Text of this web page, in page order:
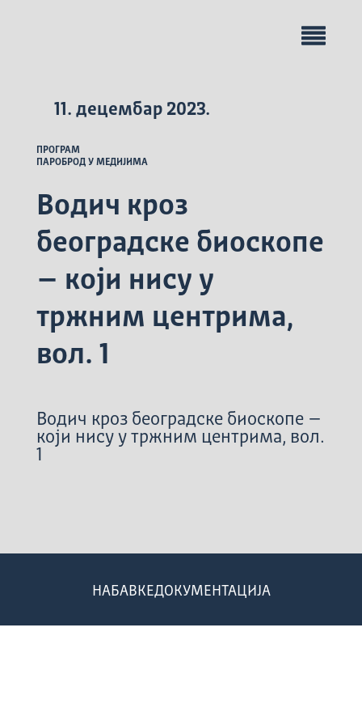
11. децембар 2023.
ПРОГРАМ
ПАРОБРОД У МЕДИЈИМА
Водич кроз
београдске биоскопе
– који нису у
тржним центрима,
вол. 1
Водич кроз београдске биоскопе –
који нису у тржним центрима, вол.
1
НАБАВКЕДОКУМЕНТАЦИЈА